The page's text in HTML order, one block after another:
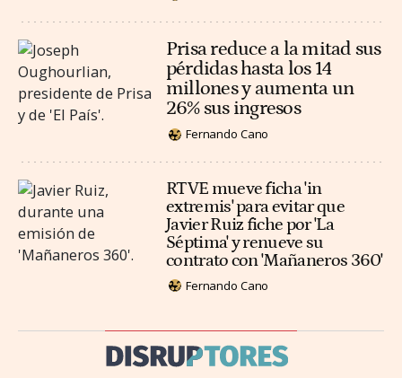
Prisa reduce a la mitad sus
pérdidas hasta los 14
millones y aumenta un
26% sus ingresos
Fernando Cano
RTVE mueve ficha 'in
extremis' para evitar que
Javier Ruiz fiche por 'La
Séptima' y renueve su
contrato con 'Mañaneros 360'
Fernando Cano